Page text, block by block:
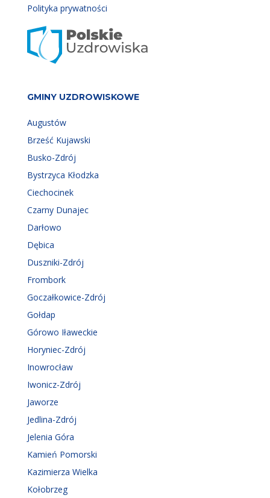
Polityka prywatności
GMINY UZDROWISKOWE
Augustów
Brześć Kujawski
Busko-Zdrój
Bystrzyca Kłodzka
Ciechocinek
Czarny Dunajec
Darłowo
Dębica
Duszniki-Zdrój
Frombork
Goczałkowice-Zdrój
Gołdap
Górowo Iławeckie
Horyniec-Zdrój
Inowrocław
Iwonicz-Zdrój
Jaworze
Jedlina-Zdrój
Jelenia Góra
Kamień Pomorski
Kazimierza Wielka
Kołobrzeg